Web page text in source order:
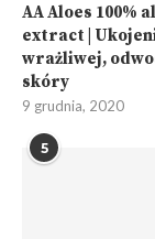
AA Aloes 100%
extract |
wrażliwej,
skóry
9 grudnia, 2020
5